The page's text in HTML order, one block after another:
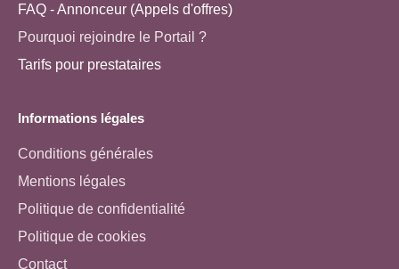
FAQ - Annonceur (Appels d'offres)
Pourquoi rejoindre le Portail ?
Tarifs pour prestataires
Informations légales
Conditions générales
Mentions légales
Politique de confidentialité
Politique de cookies
Contact